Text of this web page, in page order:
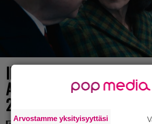
Illalla tv:ssä: Perinteinen
Agatha Christien hengessä
2023 leffa tarjoaa
Arvostamme yksityisyyttäsi